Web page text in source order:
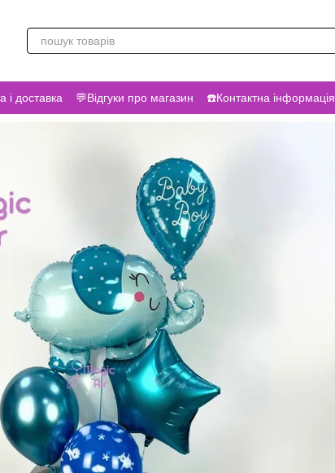
і доставка 💬Відгуки про магазин ☎️Контактна інформація